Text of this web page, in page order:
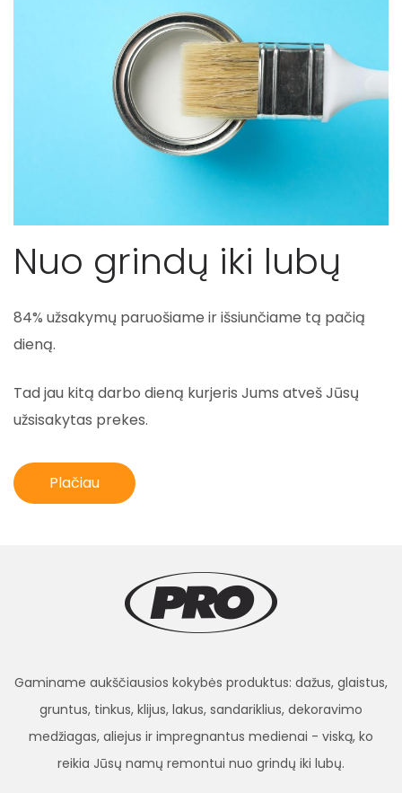
Nuo grindų iki lubų
84% užsakymų paruošiame ir išsiunčiame tą pačią
dieną.
Tad jau kitą darbo dieną kurjeris Jums atveš Jūsų
užsisakytas prekes.
Plačiau
Gaminame aukščiausios kokybės produktus: dažus, glaistus,
gruntus, tinkus, klijus, lakus, sandariklius, dekoravimo
medžiagas, aliejus ir impregnantus medienai - viską, ko
reikia Jūsų namų remontui nuo grindų iki lubų.